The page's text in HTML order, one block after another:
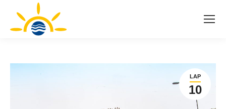
LAP
10